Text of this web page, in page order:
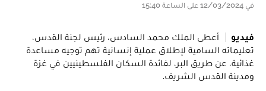
في 12/03/2024 على الساعة 15:40
فيديو
أعطى الملك محمد السادس، رئيس لجنة القدس،
تعليماته السامية لإطلاق عملية إنسانية تهم توجيه مساعدة
غذائية، عن طريق البر، لفائدة السكان الفلسطينيين في غزة
ومدينة القدس الشريف.